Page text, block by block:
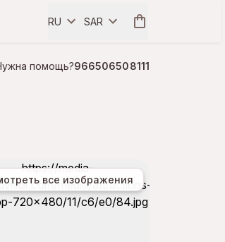
RU SAR
помощь?966506508111
все изображения